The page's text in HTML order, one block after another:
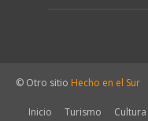
© Otro sitio Hecho en el Sur
Inicio Turismo Cultura